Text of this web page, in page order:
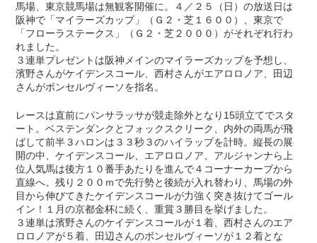
馬場、東京競馬場は無観客開催に。４／２５（日）の放送日は
阪神で「マイラーズカップ」（Ｇ２・芝１６００）、東京で
「フローラステークス」（Ｇ２・芝２０００）がそれぞれ行わ
れました。
３連単プレゼントは阪神メインのマイラーズカップを予想し、
濱野さんがケイデンスコール、西村さんがエアロロノア、田辺
さんがボンセルヴィーソを指名。
レースは直前にパンサラッサが競走除外となり15頭立てでスタ
ート。ベステンダンクとフォックスクリーク、内外の両馬が飛
ばして前半３ハロンは３３秒３のハイラップを計時。縦長の展
開の中、ケイデンスコール、エアロロノア、アルジャンナら上
位人気馬は後方１０番手あたりを進んで４コーナーカーブから
直線へ。残り２００ｍで先行勢と後続が入れ替わり、馬場の外
目から伸びてきたケイデンスコールが力強く突き抜けてゴール
イン！１月の京都金杯に続く、重賞３勝目を挙げました。
３連単は濱野さんのケイデンスコールが１着、西村さんのエア
ロロノアが５着、田辺さんのボンセルヴィーソが１２着とな